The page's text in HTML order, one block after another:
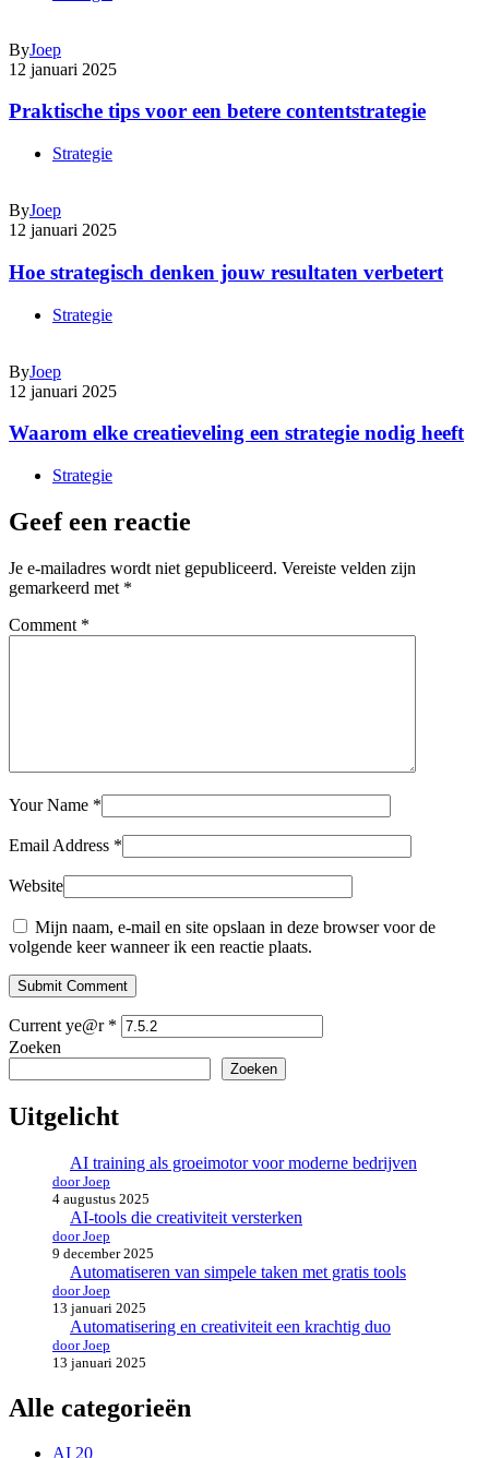
ByJoep
12 januari 2025
Praktische tips voor een betere contentstrategie
Strategie
ByJoep
12 januari 2025
Hoe strategisch denken jouw resultaten verbetert
Strategie
ByJoep
12 januari 2025
Waarom elke creatieveling een strategie nodig heeft
Strategie
Geef een reactie
Je e-mailadres wordt niet gepubliceerd. Vereiste velden zijn
gemarkeerd met *
Comment *
Your Name *
Email Address *
Website
Mijn naam, e-mail en site opslaan in deze browser voor de
volgende keer wanneer ik een reactie plaats.
Submit Comment
Current ye@r *
Zoeken
Zoeken
Uitgelicht
AI training als groeimotor voor moderne bedrijven
door Joep
4 augustus 2025
AI-tools die creativiteit versterken
door Joep
9 december 2025
Automatiseren van simpele taken met gratis tools
door Joep
13 januari 2025
Automatisering en creativiteit een krachtig duo
door Joep
13 januari 2025
Alle categorieën
AI 20